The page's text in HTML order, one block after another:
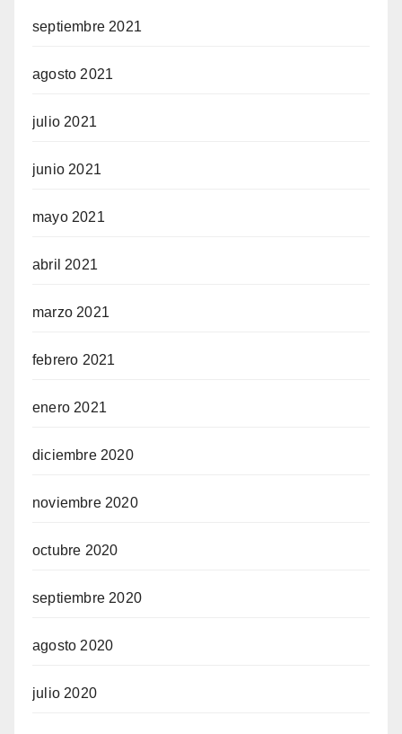
septiembre 2021
agosto 2021
julio 2021
junio 2021
mayo 2021
abril 2021
marzo 2021
febrero 2021
enero 2021
diciembre 2020
noviembre 2020
octubre 2020
septiembre 2020
agosto 2020
julio 2020